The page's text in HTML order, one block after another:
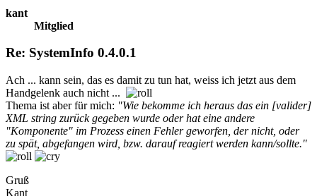
kant
Mitglied
Re: SystemInfo 0.4.0.1
Ach ... kann sein, das es damit zu tun hat, weiss ich jetzt aus dem
Handgelenk auch nicht ...
Thema ist aber für mich: "Wie bekomme ich heraus das ein [valider]
XML string zurück gegeben wurde oder hat eine andere
"Komponente" im Prozess einen Fehler geworfen, der nicht, oder
zu spät, abgefangen wird, bzw. darauf reagiert werden kann/sollte."
Gruß
Kant